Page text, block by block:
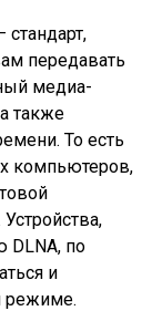
стандарт,
передавать
медиа-
также
То есть
компьютеров,
DLNA, по
и
режиме.